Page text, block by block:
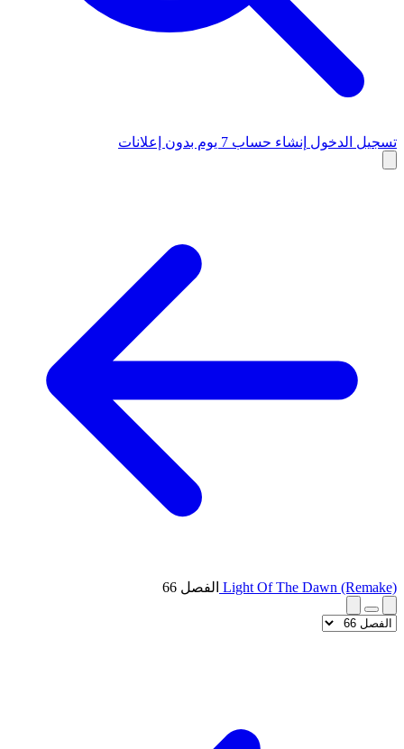
تسجيل الدخول إنشاء حساب 7 يوم بدون إعلانات
Light Of The Dawn (Remake) الفصل 66